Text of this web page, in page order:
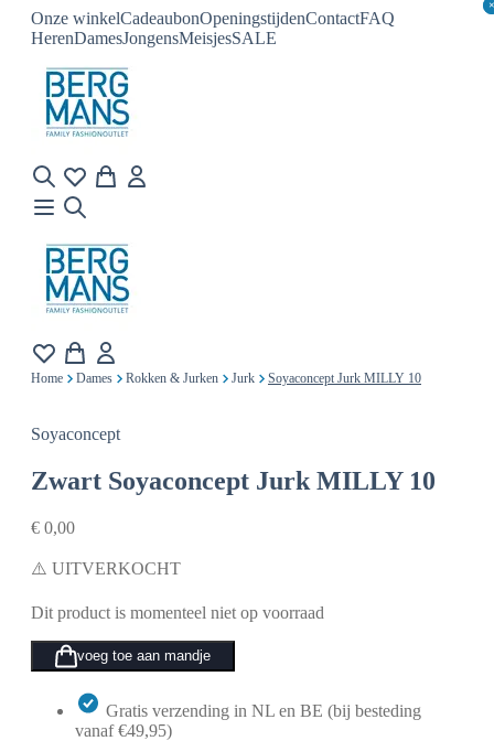
Onze winkelCadeaubonOpeningstijdenContactFAQ
HerenDamesJongensMeisjesSALE
×
×
Home Dames Rokken & Jurken Jurk Soyaconcept Jurk MILLY 10
Soyaconcept
Zwart Soyaconcept Jurk MILLY 10
€ 0,00
⚠️ UITVERKOCHT
Dit product is momenteel niet op voorraad
voeg toe aan mandje
Gratis verzending in NL en BE (bij besteding
vanaf €49,95)